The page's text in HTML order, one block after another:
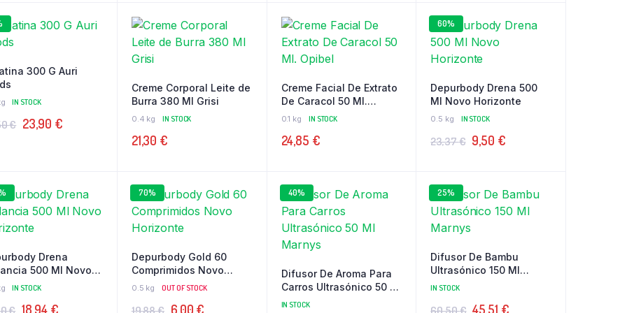
era:
é:
300 G Auri
IN STOCK
€ O
27,50 €.
23,90 €O
23,90 €.
Creme Corporal Leite de
Burra 380 Ml Grisi
0.4 kg IN STOCK
21,30 €
Creme Facial De Extrato
De Caracol 50 Ml.
Opibel
0.1 kg IN STOCK
24,85 €
60%
Depurbody Drena 500
Ml Novo Horizonte
0.5 kg IN STOCK
23,37€ O
era:
23,37 €.
9,50 €O
é:
9,50 €.
Drena
500 Ml Novo
IN STOCK
€ O18,94 €O
70%
Depurbody Gold 60
Comprimidos Novo
Horizonte
0.5 kg OUT OF STOCK
19,88€ O6,00 €
40%
Difusor De Aroma Para
Carros Ultrasónico 50 Ml
Marnys
IN STOCK
25%
Difusor De Bambu
Ultrasónico 150 Ml
Marnys
IN STOCK
60,50€ O45,51 €O